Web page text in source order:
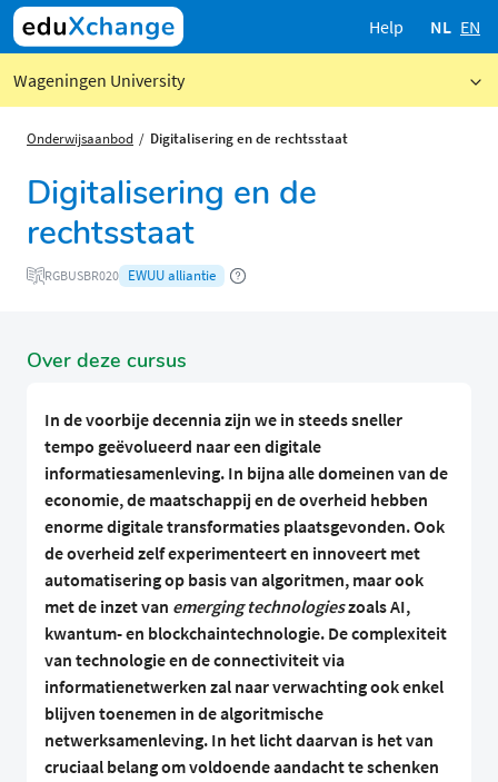
Help NL EN
Wageningen University
Onderwijsaanbod Digitalisering en de rechtsstaat
Digitalisering en de
rechtsstaat
RGBUSBR020 EWUU alliantie
Over deze cursus
In de voorbije decennia zijn we in steeds sneller
tempo geëvolueerd naar een digitale
informatiesamenleving. In bijna alle domeinen van de
economie, de maatschappij en de overheid hebben
enorme digitale transformaties plaatsgevonden. Ook
de overheid zelf experimenteert en innoveert met
automatisering op basis van algoritmen, maar ook
met de inzet van emerging technologieszoals AI,
kwantum- en blockchaintechnologie. De complexiteit
van technologie en de connectiviteit via
informatienetwerken zal naar verwachting ook enkel
blijven toenemen in de algoritmische
netwerksamenleving. In het licht daarvan is het van
cruciaal belang om voldoende aandacht te schenken